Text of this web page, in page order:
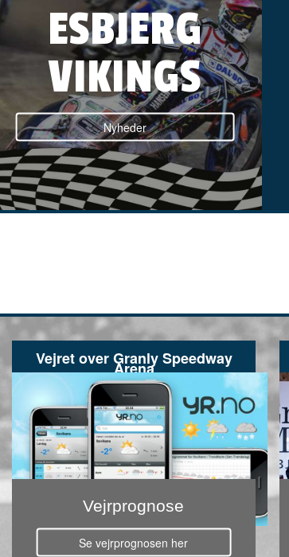
ESBJERG
VIKINGS
Nyheder
Vejret over Granly Speedway
Arena
Vejrprognose
Se vejrprognosen her